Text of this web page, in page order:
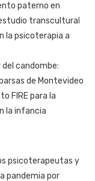
paterno en
transcultura
la psicoterapia a
candombe:
de Montevideo
FIRE para la
la infancia
psicoterapeutas y
pandemia por